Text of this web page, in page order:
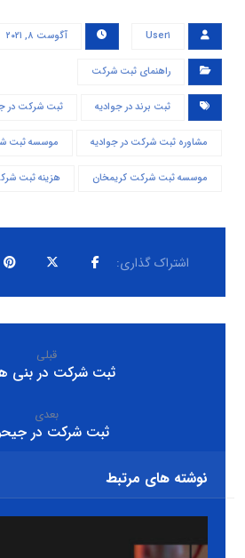
User۱ آگوست ۸, ۲۰۲۱
راهنمای ثبت شرکت
ثبت برند در جوادیه ثبت شرکت در
مشاوره ثبت شرکت در جوادیه موسسه ثبت
موسسه ثبت شرکت کریمخان هزینه ثبت
قبلی
ثبت شرکت در بنی
بعدی
ثبت شرکت در
نوشته های مرتبط